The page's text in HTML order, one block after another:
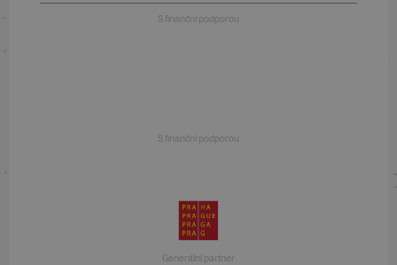
S finanční podporou
S finanční podporou
Generální partner